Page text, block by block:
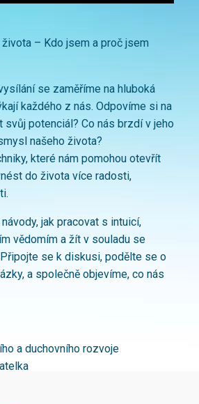
– Kdo jsem a proč jsem
se zaměříme na hluboká
každého z nás. Odpovíme si na
svůj potenciál? Co nás brzdí v jeho
našeho života?
které nám pomohou otevřít
do života více radosti,
jak pracovat s intuicí,
vědomím a žít v souladu se
se k diskusi, podělte se o
a společně objevíme, co nás
a duchovního rozvoje